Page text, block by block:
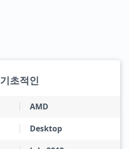
기초적인
AMD
Desktop